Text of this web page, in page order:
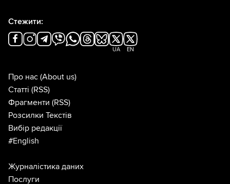
Стежити:
UA EN
Про нас (About us)
Статті (RSS)
Фрагменти (RSS)
Розсилки Текстів
Вибір редакції
#English
Журналістика даних
Послуги